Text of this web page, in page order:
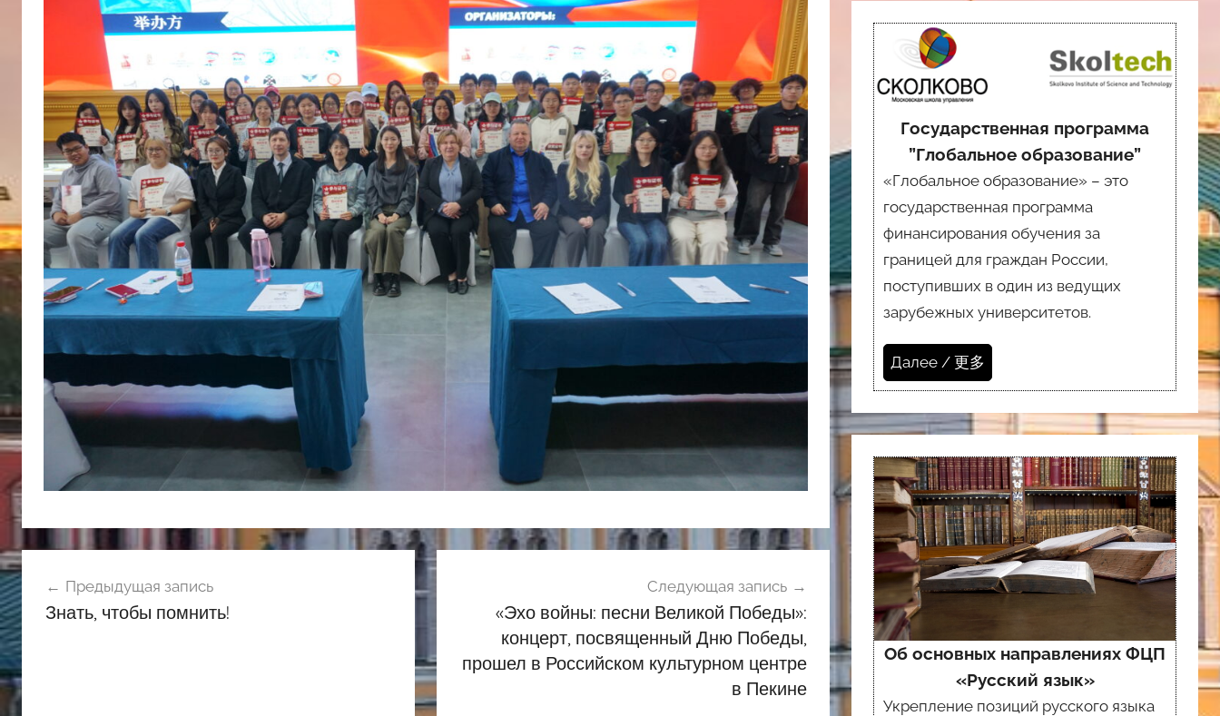
Навигация
по
записям
Предыдущая запись
Знать, чтобы помнить!
Следующая запись
«Эхо войны: песни Великой Победы»:
концерт, посвященный Дню Победы,
прошел в Российском культурном центре
в Пекине
Государственная программа
”Глобальное образование”
«Глобальное образование» – это
государственная программа
финансирования обучения за
границей для граждан России,
поступивших в один из ведущих
зарубежных университетов.
Далее / 更多
Об основных направлениях ФЦП
«Русский язык»
Укрепление позиций русского языка